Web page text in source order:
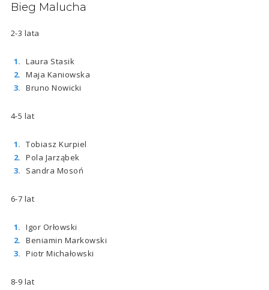
Bieg Malucha
2-3 lata
Laura Stasik
Maja Kaniowska
Bruno Nowicki
4-5 lat
Tobiasz Kurpiel
Pola Jarząbek
Sandra Mosoń
6-7 lat
Igor Orłowski
Beniamin Markowski
Piotr Michałowski
8-9 lat